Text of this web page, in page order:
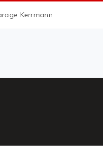
Kerrmann